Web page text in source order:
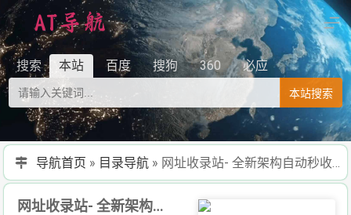
搜索 本站 百度 搜狗 360 必应
本站搜索
导航首页 » 目录导航» 网址收录站- 全新架构自动秒收录网址导航，实现自主提交，自动化收录，打造百万网址库
网址收录站- 全新架构自动秒收录网址导航，实现自主提交，自动化收录，打造百万网址库